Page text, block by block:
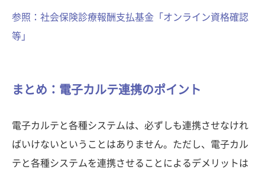
参照：社会保険診療報酬支払基金「オンライン資格確認
等」
まとめ：電子カルテ連携のポイント
電子カルテと各種システムは、必ずしも連携させなけれ
ばいけないということはありません。ただし、電子カル
テと各種システムを連携させることによるデメリットは